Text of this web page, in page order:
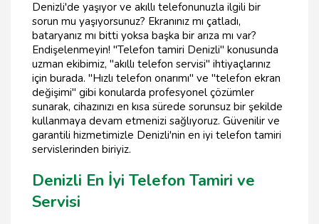
Denizli'de yaşıyor ve akıllı telefonunuzla ilgili bir
sorun mu yaşıyorsunuz? Ekranınız mı çatladı,
bataryanız mı bitti yoksa başka bir arıza mı var?
Endişelenmeyin! "Telefon tamiri Denizli" konusunda
uzman ekibimiz, "akıllı telefon servisi" ihtiyaçlarınız
için burada. "Hızlı telefon onarımı" ve "telefon ekran
değişimi" gibi konularda profesyonel çözümler
sunarak, cihazınızı en kısa sürede sorunsuz bir şekilde
kullanmaya devam etmenizi sağlıyoruz. Güvenilir ve
garantili hizmetimizle Denizli'nin en iyi telefon tamiri
servislerinden biriyiz.
Denizli En İyi Telefon Tamiri ve
Servisi